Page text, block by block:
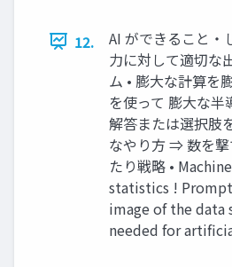
12.
AI ができること・
⼒に対して適切な
ム • 膨⼤な計算を
を使って 膨⼤な半
解答または選択肢
なやり⽅ ⇒ 数を
たり戦略 •
statistics !
image of the data
needed for